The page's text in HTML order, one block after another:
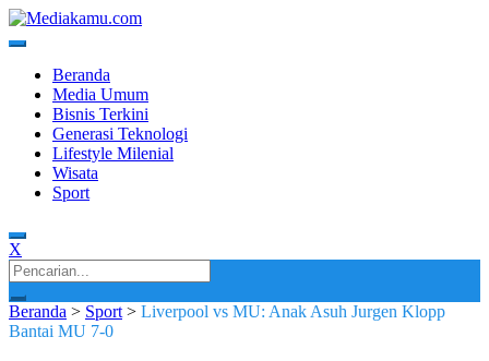
Skip
to
MEDIAKAMU.com
Media Terkini untuk Generasi Milenial!
Beranda
Media Umum
Bisnis Terkini
Generasi Teknologi
Lifestyle Milenial
Wisata
Sport
X
Search
for:
Beranda > Sport > Liverpool vs MU: Anak Asuh Jurgen Klopp
Bantai MU 7-0